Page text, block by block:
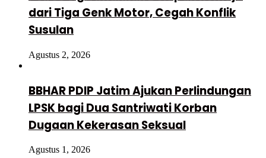
dari Tiga Genk Motor, Cegah Konflik
Susulan
Agustus 2, 2026
BBHAR PDIP Jatim Ajukan Perlindungan
LPSK bagi Dua Santriwati Korban
Dugaan Kekerasan Seksual
Agustus 1, 2026